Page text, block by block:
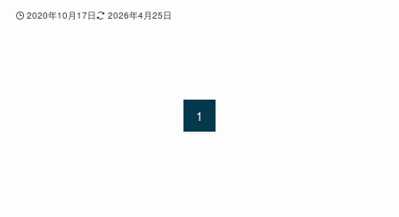
2020年10月17日 2026年4月25日
1